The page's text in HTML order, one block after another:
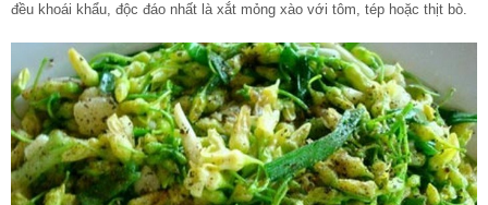
đều khoái khẩu, độc đáo nhất là xắt mỏng xào với tôm, tép hoặc thịt bò.